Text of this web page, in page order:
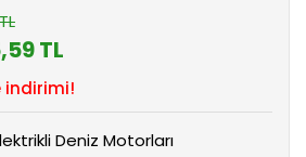
TL
indirimi!
Deniz Motorları